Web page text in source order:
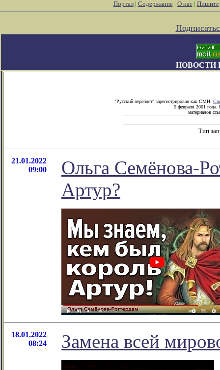
Портал| Содержание| О нас| Пишите
НОВОСТИ
"Русский переплет" зарегистрирован как СМИ.
5 февраля 2001 года.
материалов
Тип
21.01.2022
09:00
Ольга Семёнова-
Артур?
18.01.2022
08:24
Замена всей